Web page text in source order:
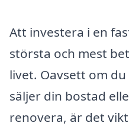
Att investera i en
största och mest
livet. Oavsett om
säljer din bostad
renovera, är det